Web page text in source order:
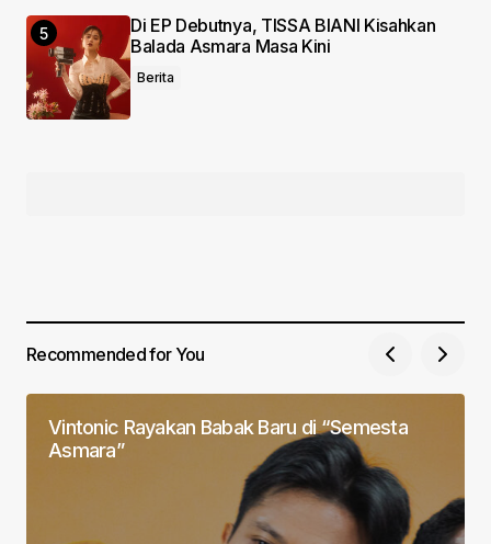
Di EP Debutnya, TISSA BIANI Kisahkan
Balada Asmara Masa Kini
Berita
Recommended for You
Vintonic Rayakan Babak Baru di “Semesta
Asmara”